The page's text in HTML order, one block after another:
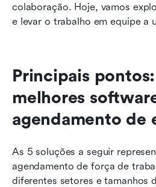
colaboração. Hoje, vamos
e levar o trabalho em equipe a
Principais
melhores
agendamento de
As 5 soluções a seguir
agendamento de força de
diferentes setores e tamanhos